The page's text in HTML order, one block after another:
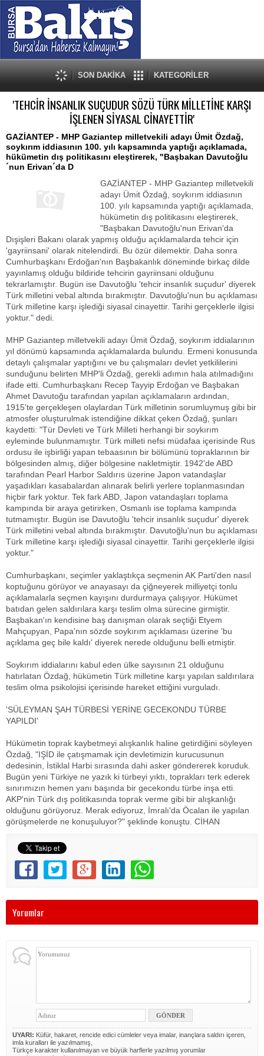
SON DAKİKA KATEGORİLER
'TEHCİR İNSANLIK SUÇUDUR SÖZÜ TÜRK MİLLETİNE KARŞI
İŞLENEN SİYASAL CİNAYETTİR'
GAZİANTEP - MHP Gaziantep milletvekili adayı Ümit Özdağ,
soykırım iddiasının 100. yılı kapsamında yaptığı açıklamada,
hükümetin dış politikasını eleştirerek, "Başbakan Davutoğlu
´nun Erivan´da D
GAZİANTEP - MHP Gaziantep milletvekili
adayı Ümit Özdağ, soykırım iddiasının
100. yılı kapsamında yaptığı açıklamada,
hükümetin dış politikasını eleştirerek,
"Başbakan Davutoğlu'nun Erivan'da
Dışişleri Bakanı olarak yapmış olduğu açıklamalarda tehcir için
'gayriinsani' olarak nitelendirdi. Bu özür dilemektir. Daha sonra
Cumhurbaşkanı Erdoğan'nın Başbakanlık döneminde birkaç dilde
yayınlamış olduğu bildiride tehcirin gayriinsani olduğunu
tekrarlamıştır. Bugün ise Davutoğlu 'tehcir insanlık suçudur' diyerek
Türk milletini vebal altında bırakmıştır. Davutoğlu'nun bu açıklaması
Türk milletine karşı işlediği siyasal cinayettir. Tarihi gerçeklerle ilgisi
yoktur." dedi.
MHP Gaziantep milletvekili adayı Ümit Özdağ, soykırım iddialarının
yıl dönümü kapsamında açıklamalarda bulundu. Ermeni konusunda
detaylı çalışmalar yaptığını ve bu çalışmaları devlet yetkililerini
sunduğunu belirten MHP'li Özdağ, gerekli adımın hala atılmadığını
ifade etti. Cumhurbaşkanı Recep Tayyip Erdoğan ve Başbakan
Ahmet Davutoğu tarafından yapılan açıklamaların ardından,
1915'te gerçekleşen olaylardan Türk milletinin sorumluymuş gibi bir
atmosfer oluşturulmak istendiğine dikkat çeken Özdağ, şunları
kaydetti: "Tür Devleti ve Türk Milleti herhangi bir soykırım
eyleminde bulunmamıştır. Türk milleti nefsi müdafaa içerisinde Rus
ordusu ile işbirliği yapan tebaasının bir bölümünü topraklarının bir
bölgesinden almış, diğer bölgesine nakletmiştir. 1942'de ABD
tarafından Pearl Harbor Saldırıs üzerine Japon vatandaşlar
yaşadıkları kasabalardan alınarak belirli yerlere toplanmasından
hiçbir fark yoktur. Tek fark ABD, Japon vatandaşları toplama
kampında bir araya getirirken, Osmanlı ise toplama kampında
tutmamıştır. Bugün ise Davutoğlu 'tehcir insanlık suçudur' diyerek
Türk milletini vebal altında bırakmıştır. Davutoğlu'nun bu açıklaması
Türk milletine karşı işlediği siyasal cinayettir. Tarihi gerçeklerle ilgisi
yoktur."
Cumhurbaşkanı, seçimler yaklaştıkça seçmenin AK Parti'den nasıl
koptuğunu görüyor ve anayasayı da çiğneyerek milliyetçi tonlu
açıklamalarla seçmen kayışını durdurmaya çalışıyor. Hükümet
batıdan gelen saldırılara karşı teslim olma sürecine girmiştir.
Başbakan'ın kendisine baş danışman olarak seçtiği Etyem
Mahçupyan, Papa'nın sözde soykırım açıklaması üzerine 'bu
açıklama geç bile kaldı' diyerek nerede olduğunu belli etmiştir.
Soykırım iddialarını kabul eden ülke sayısının 21 olduğunu
hatırlatan Özdağ, hükümetin Türk milletine karşı yapılan saldırılara
teslim olma psikolojisi içerisinde hareket ettiğini vurguladı.
'SÜLEYMAN ŞAH TÜRBESİ YERİNE GECEKONDU TÜRBE
YAPILDI'
Hükümetin toprak kaybetmeyi alışkanlık haline getirdiğini söyleyen
Özdağ, "IŞİD ile çatışmamak için devletimizin kurucusunun
dedesinin, İstiklal Harbi sırasında dahi asker göndererek koruduk.
Bugün yeni Türkiye ne yazık ki türbeyi yıktı, toprakları terk ederek
sınırımızın hemen yanı başında bir gecekondu türbe inşa etti.
AKP'nin Türk dış politikasında toprak verme gibi bir alışkanlığı
olduğunu görüyoruz. Merak ediyoruz, İmralı'da Öcalan ile yapılan
görüşmelerde ne konuşuluyor?" şeklinde konuştu. CİHAN
Yorumlar
UYARI: Küfür, hakaret, rencide edici cümleler veya imalar, inançlara saldırı içeren,
imla kuralları ile yazılmamış,
Türkçe karakter kullanılmayan ve büyük harflerle yazılmış yorumlar